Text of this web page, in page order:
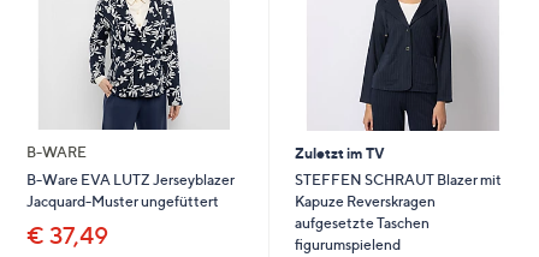
B-WARE
B-Ware EVA LUTZ Jerseyblazer
Jacquard-Muster ungefüttert
€ 37,49
Zuletzt im TV
STEFFEN SCHRAUT Blazer mit
Kapuze Reverskragen
aufgesetzte Taschen
figurumspielend